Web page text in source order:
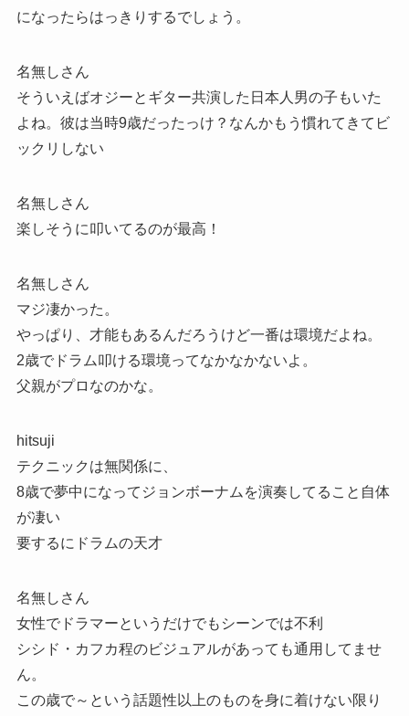
になったらはっきりするでしょう。
名無しさん
そういえばオジーとギター共演した日本人男の子もいた
よね。彼は当時9歳だったっけ？なんかもう慣れてきてビ
ックリしない
名無しさん
楽しそうに叩いてるのが最高！
名無しさん
マジ凄かった。
やっぱり、才能もあるんだろうけど一番は環境だよね。
2歳でドラム叩ける環境ってなかなかないよ。
父親がプロなのかな。
hitsuji
テクニックは無関係に、
8歳で夢中になってジョンボーナムを演奏してること自体
が凄い
要するにドラムの天才
名無しさん
女性でドラマーというだけでもシーンでは不利
シシド・カフカ程のビジュアルがあっても通用してませ
ん。
この歳で～という話題性以上のものを身に着けない限り